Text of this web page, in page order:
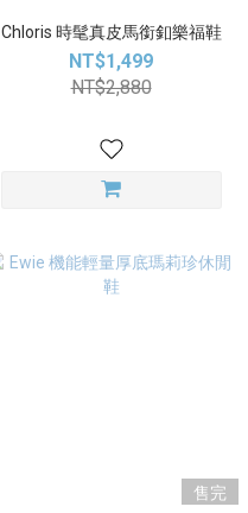
Chloris 時髦真皮馬銜釦樂福鞋
NT$1,499
NT$2,880
售完